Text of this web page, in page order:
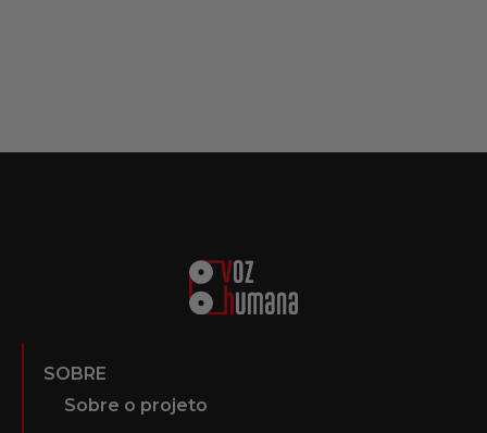
SOBRE
Sobre o projeto